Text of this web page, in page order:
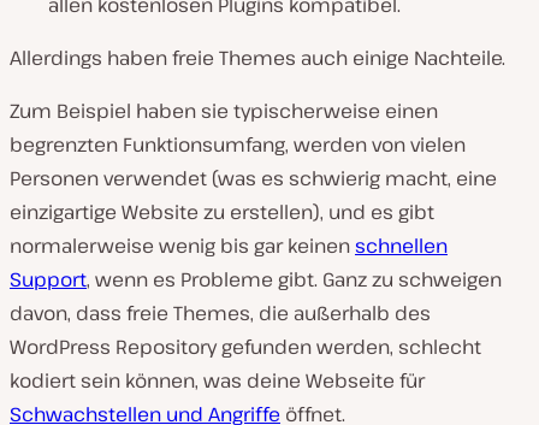
Allerdings haben freie Themes auch einige Nachteile.
Zum Beispiel haben sie typischerweise einen
begrenzten Funktionsumfang, werden von vielen
Personen verwendet (was es schwierig macht, eine
einzigartige Website zu erstellen), und es gibt
normalerweise wenig bis gar keinenschnellen
Support, wenn es Probleme gibt. Ganz zu schweigen
davon, dass freie Themes, die außerhalb des
WordPress Repository gefunden werden, schlecht
kodiert sein können, was deine Webseite für
Schwachstellen und Angriffe öffnet.